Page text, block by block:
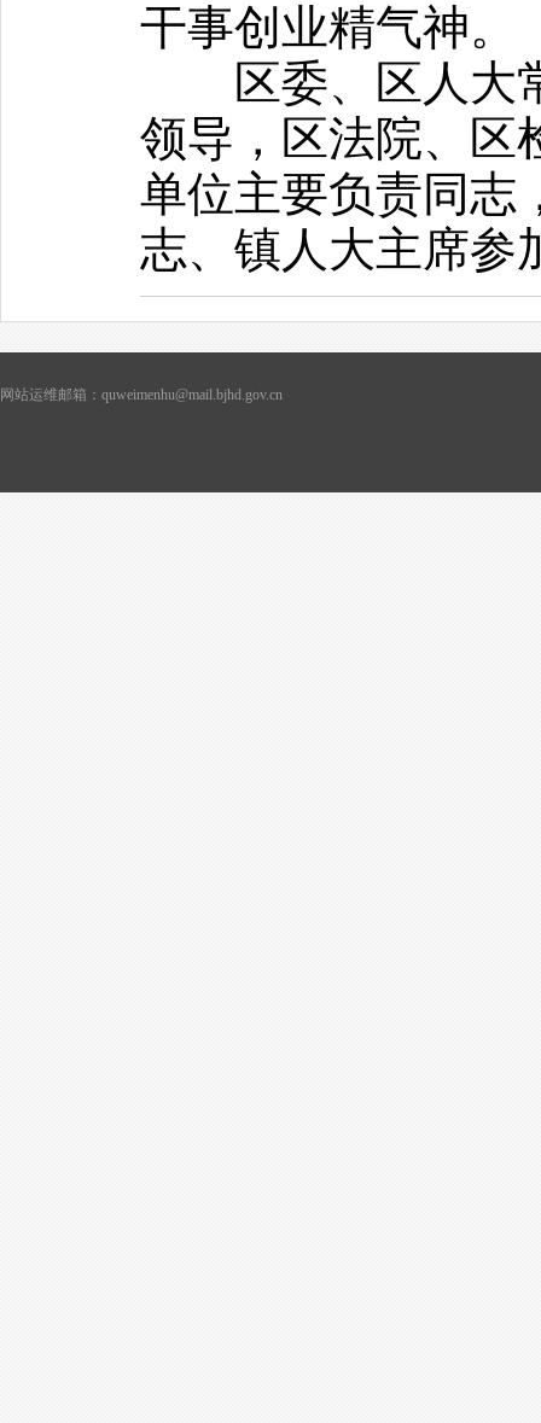
干事创业精气神。
区委、区人大
领导，区法院、区
单位主要负责同志
志、镇人大主席参
网站运维邮箱：quweimenhu@mail.bjhd.gov.cn